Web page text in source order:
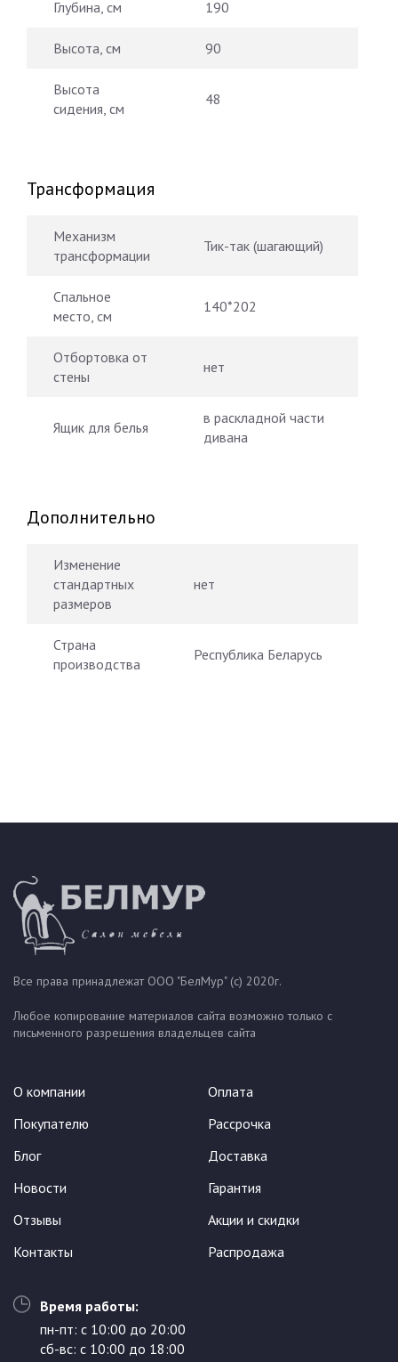
Глубина, см 190
Высота, см 90
Высота
сидения, см
48
Трансформация
Механизм
трансформации
Тик-так (шагающий)
Спальное
место, см
140*202
Отбортовка от
стены
нет
Ящик для белья
в раскладной части
дивана
Дополнительно
Изменение
стандартных
размеров
нет
Страна
производства
Республика Беларусь
Все права принадлежат ООО "БелМур" (с) 2020г.
Любое копирование материалов сайта возможно только с
письменного разрешения владельцев сайта
О компании
Покупателю
Блог
Новости
Отзывы
Контакты
Оплата
Рассрочка
Доставка
Гарантия
Акции и скидки
Распродажа
Время работы:
пн-пт: с 10:00 до 20:00
сб-вс: с 10:00 до 18:00